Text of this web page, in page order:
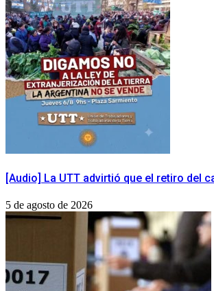
[Audio] La UTT advirtió que el retiro del
5 de agosto de 2026